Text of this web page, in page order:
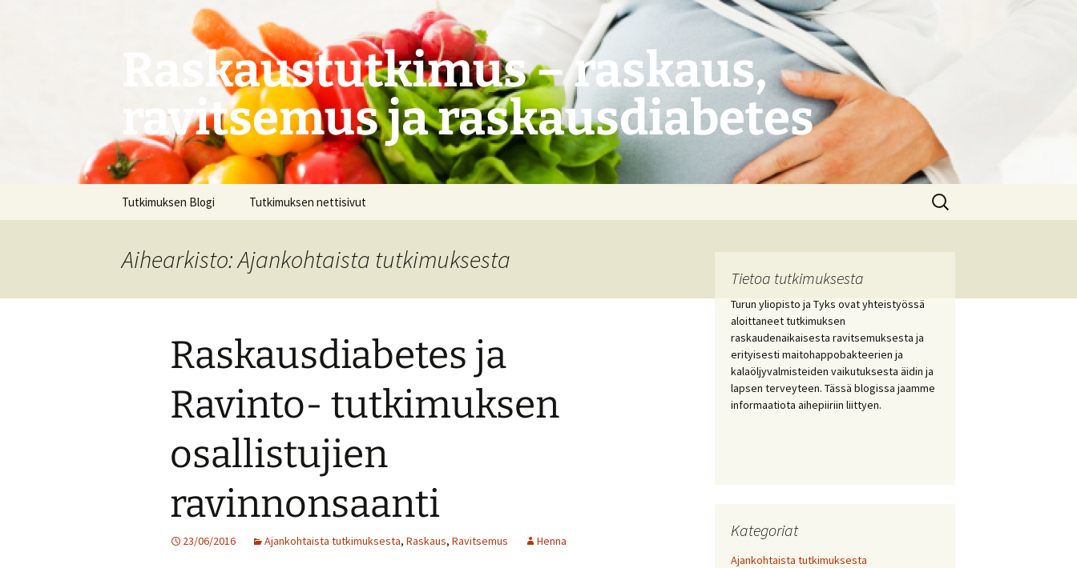
Raskaustutkimus – raskaus,
ravitsemus ja raskausdiabetes
Tutkimuksen Blogi Tutkimuksen nettisivut
Haku:
Aihearkisto: Ajankohtaista tutkimuksesta
Raskausdiabetes ja
Ravinto- tutkimuksen
osallistujien
ravinnonsaanti
23/06/2016 Ajankohtaista tutkimuksesta, Raskaus, Ravitsemus Henna
Tietoa tutkimuksesta
Turun yliopisto ja Tyks ovat yhteistyössä
aloittaneet tutkimuksen
raskaudenaikaisesta ravitsemuksesta ja
erityisesti maitohappobakteerien ja
kalaöljyvalmisteiden vaikutuksesta äidin ja
lapsen terveyteen. Tässä blogissa jaamme
informaatiota aihepiiriin liittyen.
Kategoriat
Ajankohtaista tutkimuksesta